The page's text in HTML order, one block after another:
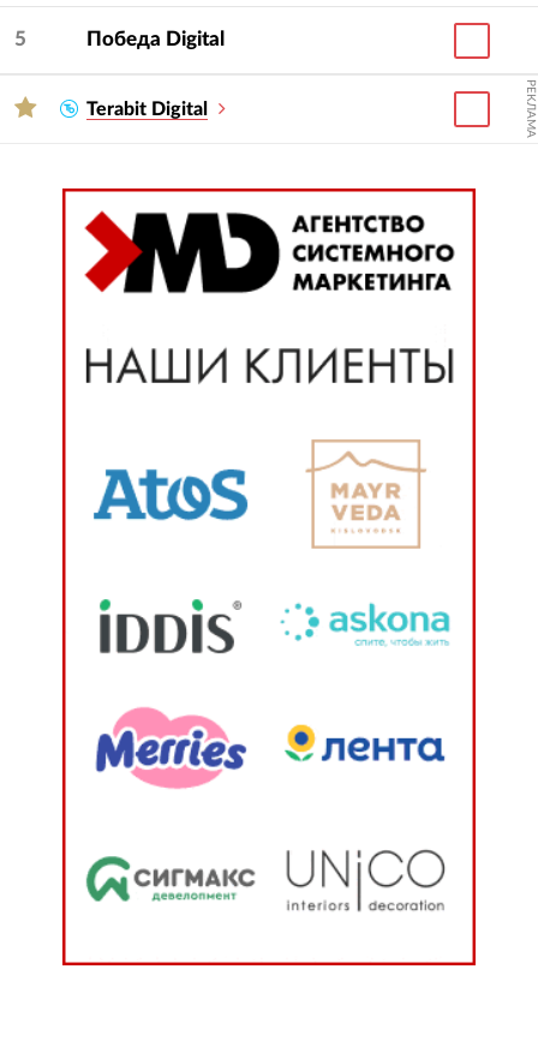
Обратиться к агентству можно напрямую или
через тендер (поставьте галочку «Пригласить
5 Победа Digital
Terabit Digital РЕКЛАМА